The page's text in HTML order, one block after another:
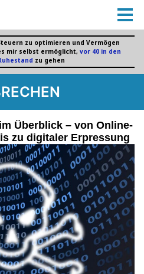
Überblick – von Online-
zu digitaler Erpressung